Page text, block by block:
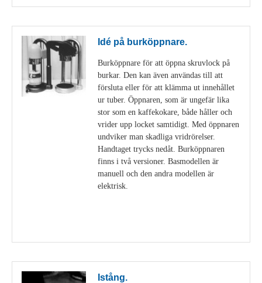
Idé på burköppnare.
Burköppnare för att öppna skruvlock på
burkar. Den kan även användas till att
försluta eller för att klämma ut innehållet
ur tuber. Öppnaren, som är ungefär lika
stor som en kaffekokare, både håller och
vrider upp locket samtidigt. Med öppnaren
undviker man skadliga vridrörelser.
Handtaget trycks nedåt. Burköppnaren
finns i två versioner. Basmodellen är
manuell och den andra modellen är
elektrisk.
Istång.